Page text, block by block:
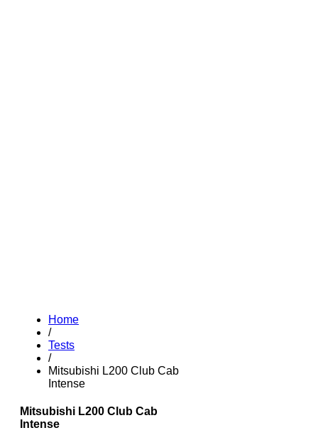
Home
/
Tests
/
Mitsubishi L200 Club Cab
Intense
Mitsubishi L200 Club Cab
Intense